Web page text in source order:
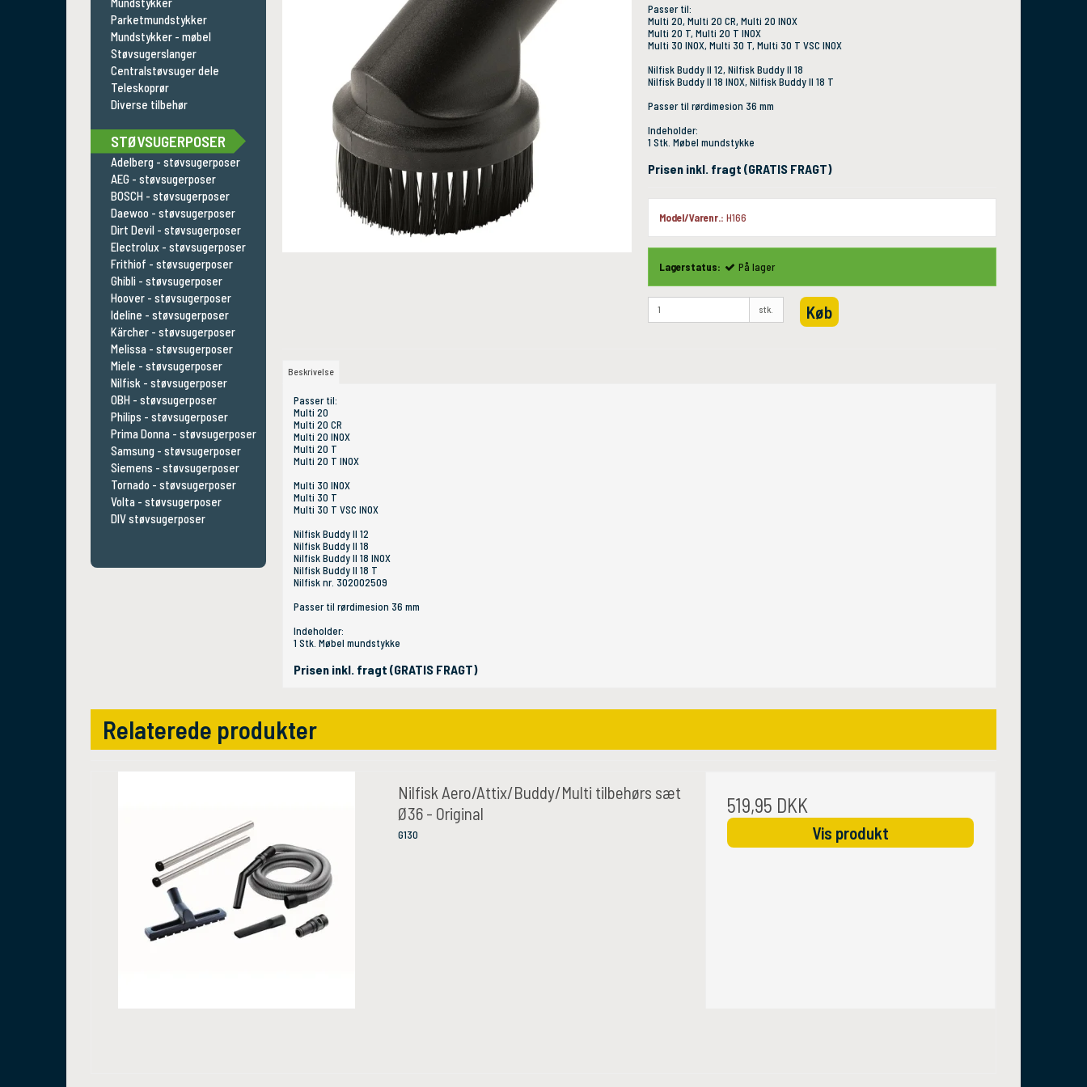
Parketmundstykker
Mundstykker - møbel
Støvsugerslanger
Centralstøvsuger dele
Teleskoprør
Diverse tilbehør
STØVSUGERPOSER
Adelberg - støvsugerposer
AEG - støvsugerposer
BOSCH - støvsugerposer
Daewoo - støvsugerposer
Dirt Devil - støvsugerposer
Electrolux - støvsugerposer
Frithiof - støvsugerposer
Ghibli - støvsugerposer
Hoover - støvsugerposer
Ideline - støvsugerposer
Kärcher - støvsugerposer
Melissa - støvsugerposer
Miele - støvsugerposer
Nilfisk - støvsugerposer
OBH - støvsugerposer
Philips - støvsugerposer
Prima Donna - støvsugerposer
Samsung - støvsugerposer
Siemens - støvsugerposer
Tornado - støvsugerposer
Volta - støvsugerposer
DIV støvsugerposer
Passer til:
Multi 20, Multi 20 CR, Multi 20 INOX
Multi 20 T, Multi 20 T INOX
Multi 30 INOX, Multi 30 T, Multi 30 T VSC INOX
Nilfisk Buddy II 12, Nilfisk Buddy II 18
Nilfisk Buddy II 18 INOX, Nilfisk Buddy II 18 T
Passer til rørdimesion 36 mm
Indeholder:
1 Stk. Møbel mundstykke
Prisen inkl. fragt (GRATIS FRAGT)
Model/Varenr.: H166
Lagerstatus: På lager
stk. Køb
Beskrivelse
Passer til:
Multi 20
Multi 20 CR
Multi 20 INOX
Multi 20 T
Multi 20 T INOX
Multi 30 INOX
Multi 30 T
Multi 30 T VSC INOX
Nilfisk Buddy II 12
Nilfisk Buddy II 18
Nilfisk Buddy II 18 INOX
Nilfisk Buddy II 18 T
Nilfisk nr. 302002509
Passer til rørdimesion 36 mm
Indeholder:
1 Stk. Møbel mundstykke
Prisen inkl. fragt (GRATIS FRAGT)
Relaterede produkter
Nilfisk Aero/Attix/Buddy/Multi tilbehørs sæt
Ø36 - Original
G130
519,95 DKK
Vis produkt